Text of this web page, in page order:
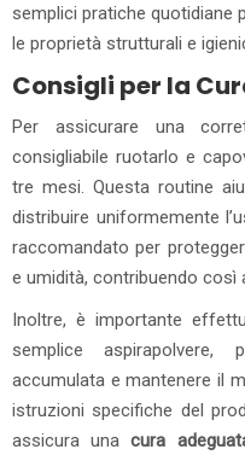
semplici pratiche quotidiane
le proprietà strutturali e
Consigli per la
Per assicurare una
consigliabile ruotarlo e
tre mesi. Questa routine
distribuire uniformemente
raccomandato per
e umidità, contribuendo così
Inoltre, è importante
semplice aspirapolvere,
accumulata e mantenere il
istruzioni specifiche del
assicura unacura